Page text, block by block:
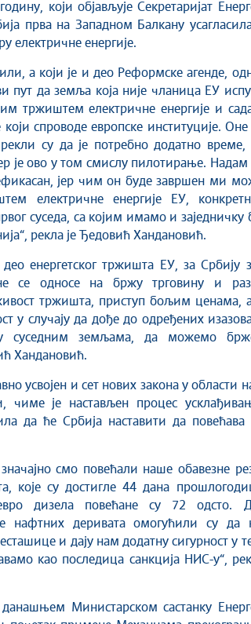
који објављује Секретаријат
прва на Западном Балкану
електричне енергије.
а који је и део Реформске агенде,
пут да земља која није чланица ЕУ
тржиштем електричне енергије и
спроводе европске институције. Оне
су да је потребно додатно време,
је ово у том смислу пилотирање. Надам
јер чим он буде завршен ми
електричне енергије ЕУ,
суседа, са којим имамо и заједничку
рекла је Ђедовић Хандановић.
енергетског тржишта ЕУ, за Србију
се односе на бржу трговину и
тржишта, приступ бољим ценама,
у случају да дође до одређених
суседним земљама, да можемо
Хандановић.
усвојен и сет нових закона у области
чиме је настављен процес
да ће Србија наставити да повећава
смо повећали наше обавезне
које су достигле 44 дана
дизела повећане су 72 одсто.
нафтних деривата омогућили су да
и дају нам додатну сигурност у
као последица санкција НИС-у“,
Министарском састанку